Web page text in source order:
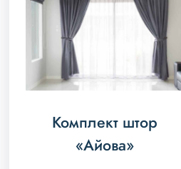
Комплект штор
«Айова»